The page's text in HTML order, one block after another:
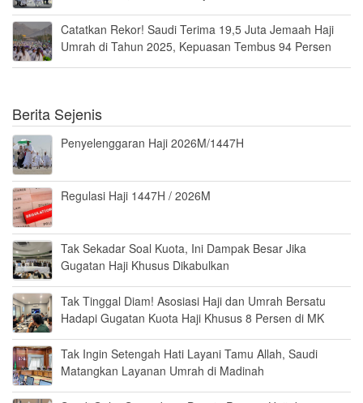
Catatkan Rekor! Saudi Terima 19,5 Juta Jemaah Haji
Umrah di Tahun 2025, Kepuasan Tembus 94 Persen
Berita Sejenis
Penyelenggaran Haji 2026M/1447H
Regulasi Haji 1447H / 2026M
Tak Sekadar Soal Kuota, Ini Dampak Besar Jika
Gugatan Haji Khusus Dikabulkan
Tak Tinggal Diam! Asosiasi Haji dan Umrah Bersatu
Hadapi Gugatan Kuota Haji Khusus 8 Persen di MK
Tak Ingin Setengah Hati Layani Tamu Allah, Saudi
Matangkan Layanan Umrah di Madinah